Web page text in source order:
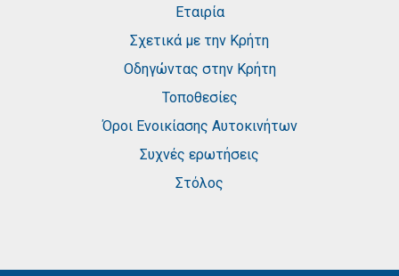
Εταιρία
Σχετικά με την Κρήτη
Οδηγώντας στην Κρήτη
Τοποθεσίες
Όροι Ενοικίασης Αυτοκινήτων
Συχνές ερωτήσεις
Στόλος